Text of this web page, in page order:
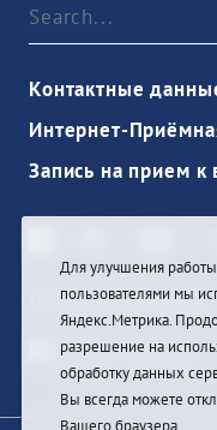
Контактные
Интернет-
Запись на прием к
Ouvrir une session
Для улучшения работы
пользователями мы
Яндекс.Метрика.
разрешение на
обработку данных
Вы всегда можете
Вашего браузера.